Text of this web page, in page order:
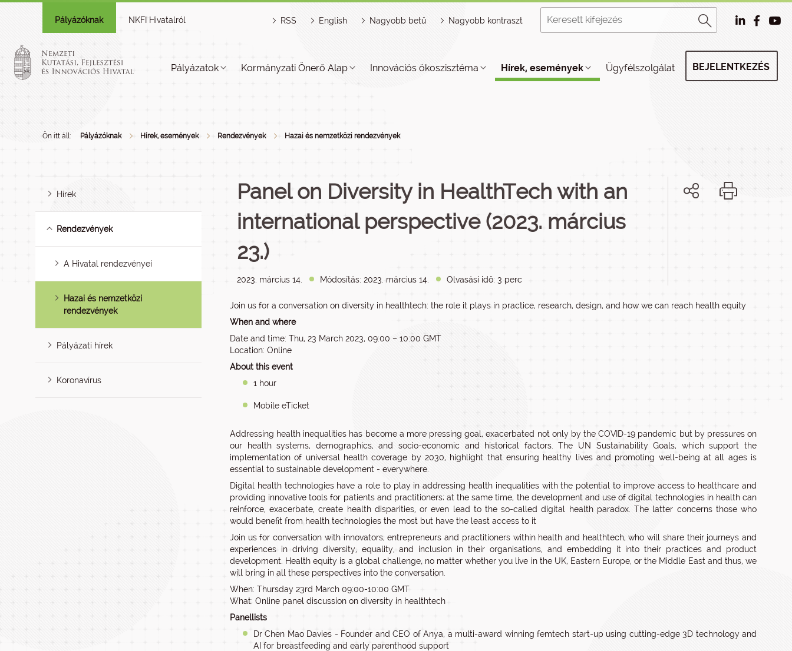
Pályázóknak NKFI Hivatalról RSS English Nagyobb betű Nagyobb kontraszt
Pályázatok Kormányzati Önerő Alap Innovációs ökoszisztéma Hírek, események Ügyfélszolgálat BEJELENTKEZÉS
Ön itt áll: Pályázóknak Hírek, események Rendezvények Hazai és nemzetközi rendezvények
Hírek
Rendezvények
A Hivatal rendezvényei
Hazai és nemzetközi
rendezvények
Pályázati hírek
Koronavírus
Panel on Diversity in HealthTech with an
international perspective (2023. március
23.)
2023. március 14. Módosítás: 2023. március 14. Olvasási idő: 3 perc
Join us for a conversation on diversity in healthtech: the role it plays in practice, research, design, and how we can reach health equity
When and where
Date and time: Thu, 23 March 2023, 09:00 – 10:00 GMT
Location: Online
About this event
1 hour
Mobile eTicket
Addressing health inequalities has become a more pressing goal, exacerbated not only by the COVID-19 pandemic but by pressures on
our health systems, demographics, and socio-economic and historical factors. The UN Sustainability Goals, which support the
implementation of universal health coverage by 2030, highlight that ensuring healthy lives and promoting well-being at all ages is
essential to sustainable development - everywhere.
Digital health technologies have a role to play in addressing health inequalities with the potential to improve access to healthcare and
providing innovative tools for patients and practitioners; at the same time, the development and use of digital technologies in health can
reinforce, exacerbate, create health disparities, or even lead to the so-called digital health paradox. The latter concerns those who
would benefit from health technologies the most but have the least access to it
Join us for conversation with innovators, entrepreneurs and practitioners within health and healthtech, who will share their journeys and
experiences in driving diversity, equality, and inclusion in their organisations, and embedding it into their practices and product
development. Health equity is a global challenge, no matter whether you live in the UK, Eastern Europe, or the Middle East and thus, we
will bring in all these perspectives into the conversation.
When: Thursday 23rd March 09:00-10:00 GMT
What: Online panel discussion on diversity in healthtech
Panellists
Dr Chen Mao Davies - Founder and CEO of Anya, a multi-award winning femtech start-up using cutting-edge 3D technology and
AI for breastfeeding and early parenthood support